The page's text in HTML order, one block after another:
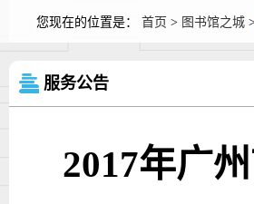
您现在的位置是： 首页 > 图书馆之城
服务公告
2017年广